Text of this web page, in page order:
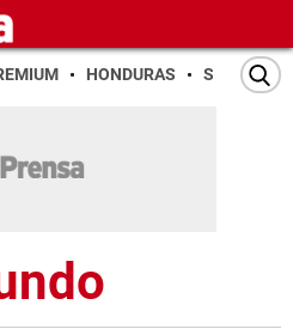
HONDURAS SAN PEDRO